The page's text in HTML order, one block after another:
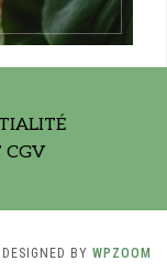
CGV
BY WPZOOM